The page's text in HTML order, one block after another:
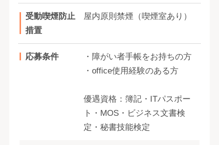
受動喫煙防止
措置
屋内原則禁煙（喫煙室あり）
応募条件
・障がい者手帳をお持ちの方
・office使用経験のある方
優遇資格：簿記・ITパスポー
ト・MOS・ビジネス文書検
定・秘書技能検定